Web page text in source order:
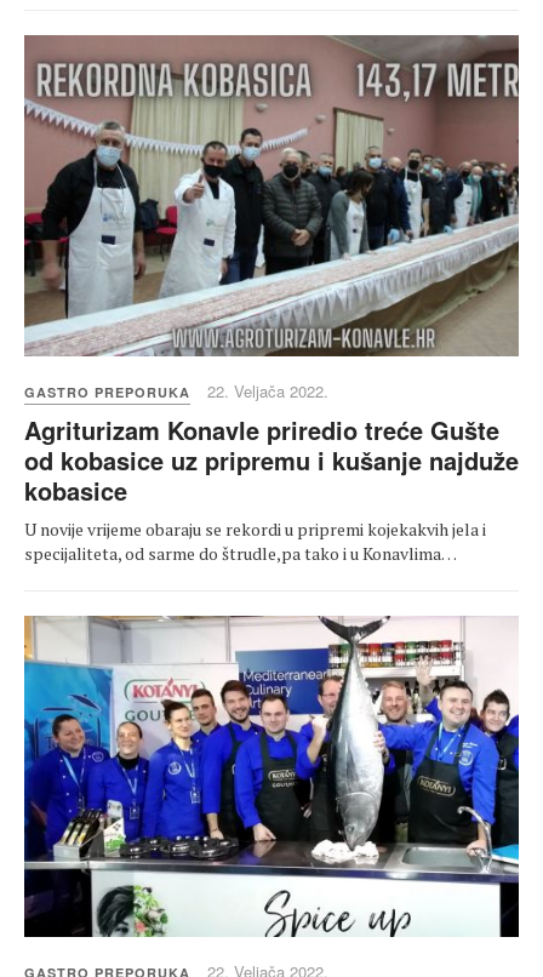
GASTRO PREPORUKA 22. Veljača 2022.
Agriturizam Konavle priredio treće Gušte
od kobasice uz pripremu i kušanje najduže
kobasice
U novije vrijeme obaraju se rekordi u pripremi kojekakvih jela i
specijaliteta, od sarme do štrudle,pa tako i u Konavlima…
GASTRO PREPORUKA 22. Veljača 2022.